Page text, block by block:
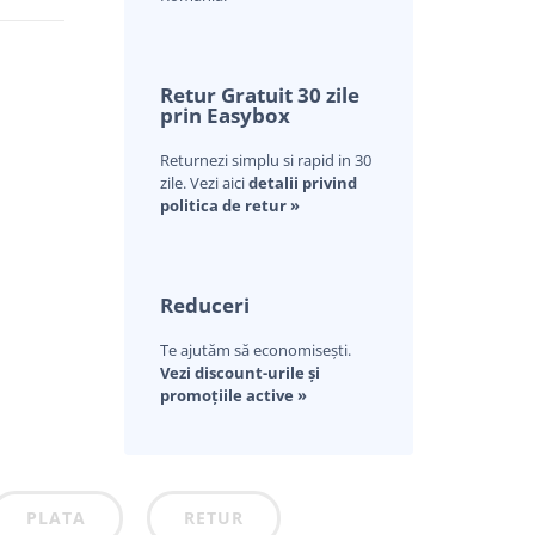
Retur Gratuit 30 zile
prin Easybox
Returnezi simplu si rapid in 30
zile. Vezi aicidetalii privind
politica de retur »
Reduceri
Te ajutăm să economisești.
Vezi discount-urile și
promoțiile active »
PLATA RETUR